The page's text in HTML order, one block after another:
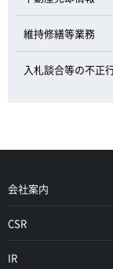
維持修繕等業務
入札談合等の不正
会社案内
CSR
IR